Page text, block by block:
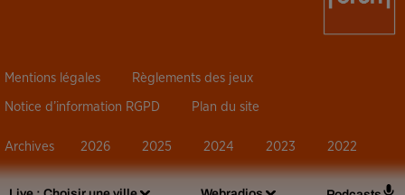
Mentions légales Règlements des jeux
Notice d’information RGPD Plan du site
Archives 2026 2025 2024 2023 2022